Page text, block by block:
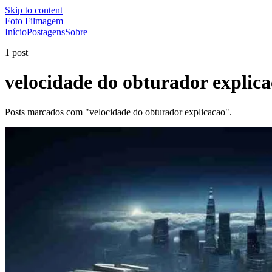
Skip to content
Foto Filmagem
InícioPostagensSobre
1 post
velocidade do obturador
Posts marcados com "velocidade do obturador explicacao".